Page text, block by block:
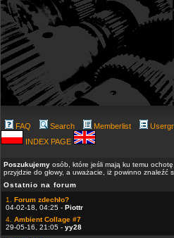
FAQ Search Memberlist
INDEX PAGE
Poszukujemy osób, które jeśli mają ku temu ochotę
przyjdzie do głowy, a uważacie, iż powinno znaleźć
Ostatnio na forum
1. Forum zdechło?
04-02-18, 04:25 - Piottr
4. Ambient Collage #7
29-05-16, 21:05 - yy28